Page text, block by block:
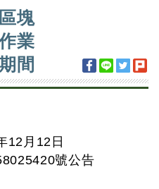
塊
業
間
12月12日
號公告